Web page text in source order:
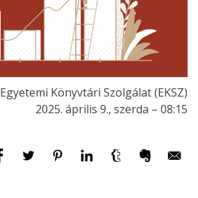
Egyetemi Könyvtári Szolgálat (EKSZ)
2025. április 9., szerda – 08:15